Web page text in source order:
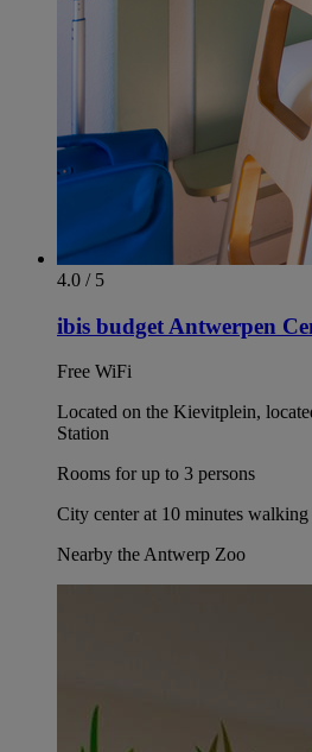
4.0 / 5
ibis budget Antwerpen
Free WiFi
Located on the Kievitplein,
Station
Rooms for up to 3 persons
City center at 10 minutes walking
Nearby the Antwerp Zoo